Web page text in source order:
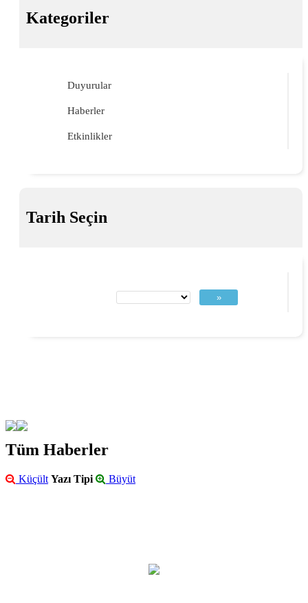
Kategoriler
Duyurular
Haberler
Etkinlikler
Tarih Seçin
»
Tüm Haberler
Küçült Yazı Tipi Büyüt